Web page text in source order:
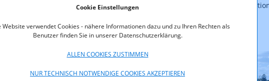
Cookie Einstellungen
Website verwendet Cookies - nähere Informationen dazu und zu Ihren Rechten als
Benutzer finden Sie in unserer Datenschutzerklärung.
ALLEN COOKIES ZUSTIMMEN
NUR TECHNISCH NOTWENDIGE COOKIES AKZEPTIEREN
werden auch Print- und Online-Projekte in Bereichen wie
ausgezeichnet.
Rex kehrt zurück -
Kultserie mit
& Co in Wien